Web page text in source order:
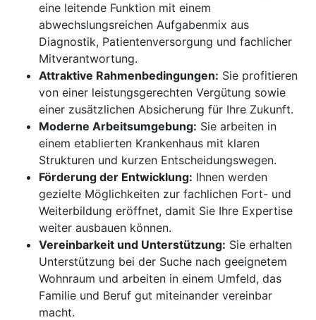
eine leitende Funktion mit einem
abwechslungsreichen Aufgabenmix aus
Diagnostik, Patientenversorgung und fachlicher
Mitverantwortung.
Attraktive Rahmenbedingungen: Sie profitieren
von einer leistungsgerechten Vergütung sowie
einer zusätzlichen Absicherung für Ihre Zukunft.
Moderne Arbeitsumgebung: Sie arbeiten in
einem etablierten Krankenhaus mit klaren
Strukturen und kurzen Entscheidungswegen.
Förderung der Entwicklung: Ihnen werden
gezielte Möglichkeiten zur fachlichen Fort- und
Weiterbildung eröffnet, damit Sie Ihre Expertise
weiter ausbauen können.
Vereinbarkeit und Unterstützung: Sie erhalten
Unterstützung bei der Suche nach geeignetem
Wohnraum und arbeiten in einem Umfeld, das
Familie und Beruf gut miteinander vereinbar
macht.